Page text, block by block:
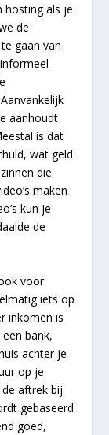
hosting als je
de
gaan van
aanhoudt
is dat
wat geld
die
maken
kun je
de
voor
iets op
inkomen is
bank,
achter je
op je
aftrek bij
gebaseerd
goed,